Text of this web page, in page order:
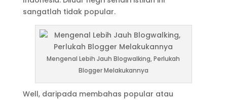
sangatlah tidak popular.
Mengenal Lebih Jauh Blogwalking, Perlukah
Blogger Melakukannya
Well, daripada membahas popular atau